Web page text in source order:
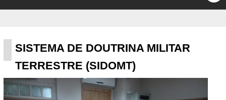
SISTEMA DE DOUTRINA MILITAR
TERRESTRE (SIDOMT)